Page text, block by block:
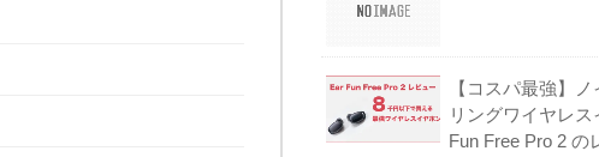
【コスパ最強】
リングワイヤレ
Fun Free Pro 2 の